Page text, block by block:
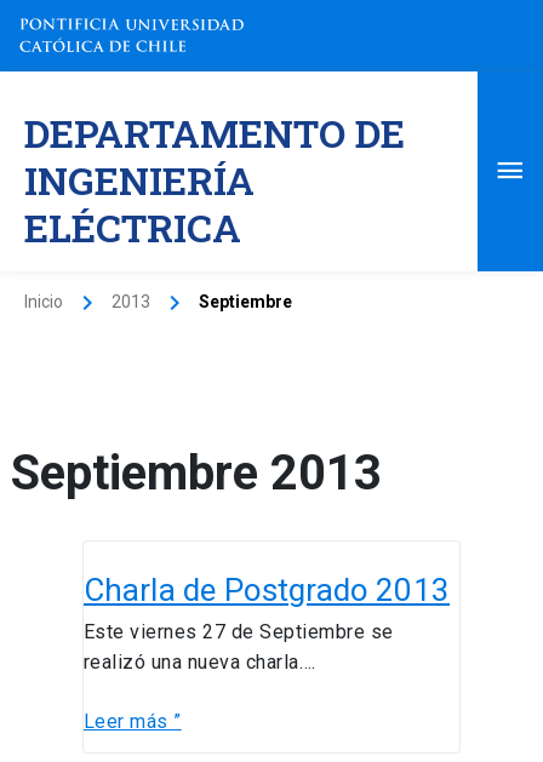
contenido
DEPARTAMENTO DE
INGENIERÍA
ELÉCTRICA
Inicio 2013 Septiembre
Septiembre 2013
Charla de Postgrado 2013
Este viernes 27 de Septiembre se
realizó una nueva charla….
de
2013
Leer más ”